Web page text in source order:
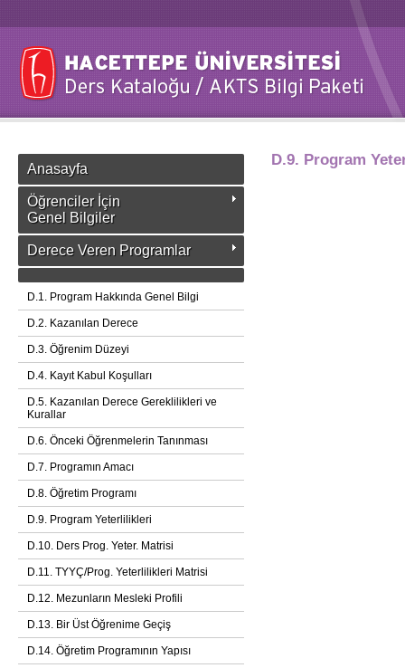
Anasayfa
Öğrenciler İçin
Genel Bilgiler
Derece Veren Programlar
D.1. Program Hakkında Genel Bilgi
D.2. Kazanılan Derece
D.3. Öğrenim Düzeyi
D.4. Kayıt Kabul Koşulları
D.5. Kazanılan Derece Gereklilikleri ve
Kurallar
D.6. Önceki Öğrenmelerin Tanınması
D.7. Programın Amacı
D.8. Öğretim Programı
D.9. Program Yeterlilikleri
D.10. Ders Prog. Yeter. Matrisi
D.11. TYYÇ/Prog. Yeterlilikleri Matrisi
D.12. Mezunların Mesleki Profili
D.13. Bir Üst Öğrenime Geçiş
D.14. Öğretim Programının Yapısı
D.9. Program